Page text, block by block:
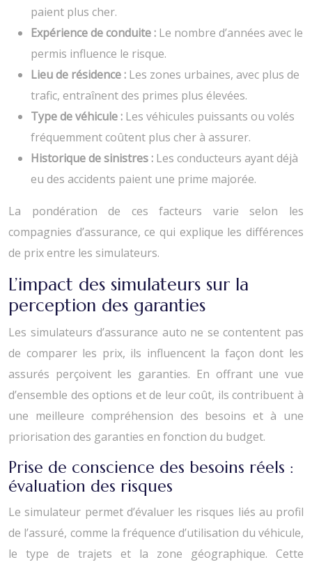
paient plus cher.
Expérience de conduite : Le nombre d’années avec le
permis influence le risque.
Lieu de résidence : Les zones urbaines, avec plus de
trafic, entraînent des primes plus élevées.
Type de véhicule : Les véhicules puissants ou volés
fréquemment coûtent plus cher à assurer.
Historique de sinistres : Les conducteurs ayant déjà
eu des accidents paient une prime majorée.
La pondération de ces facteurs varie selon les
compagnies d’assurance, ce qui explique les différences
de prix entre les simulateurs.
L’impact des simulateurs sur la
perception des garanties
Les simulateurs d’assurance auto ne se contentent pas
de comparer les prix, ils influencent la façon dont les
assurés perçoivent les garanties. En offrant une vue
d’ensemble des options et de leur coût, ils contribuent à
une meilleure compréhension des besoins et à une
priorisation des garanties en fonction du budget.
Prise de conscience des besoins réels :
évaluation des risques
Le simulateur permet d’évaluer les risques liés au profil
de l’assuré, comme la fréquence d’utilisation du véhicule,
le type de trajets et la zone géographique. Cette